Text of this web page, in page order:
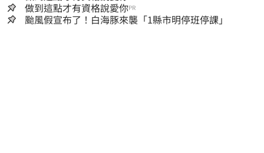
做到這點才有資格說愛你PR
颱風假宣布了！白海豚來襲「1縣市明停班停課」